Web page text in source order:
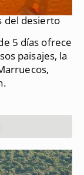
del desierto
5 días ofrece
paisajes, la